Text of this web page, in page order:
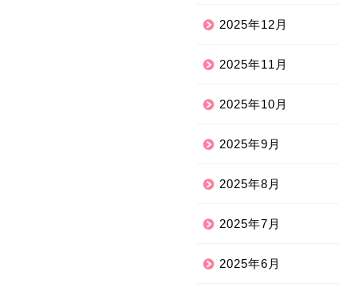
2025年12月
2025年11月
2025年10月
2025年9月
2025年8月
2025年7月
2025年6月